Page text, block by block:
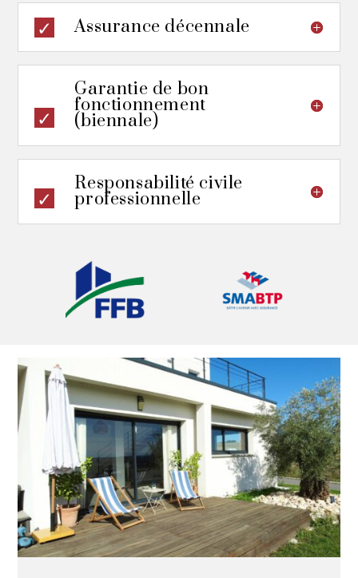
Assurance décennale
Garantie de bon
fonctionnement
(biennale)
Responsabilité civile
professionnelle